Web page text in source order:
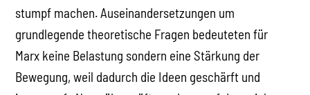
stumpf machen. Auseinandersetzungen um
grundlegende theoretische Fragen bedeuteten für
Marx keine Belastung sondern eine Stärkung der
Bewegung, weil dadurch die Ideen geschärft und